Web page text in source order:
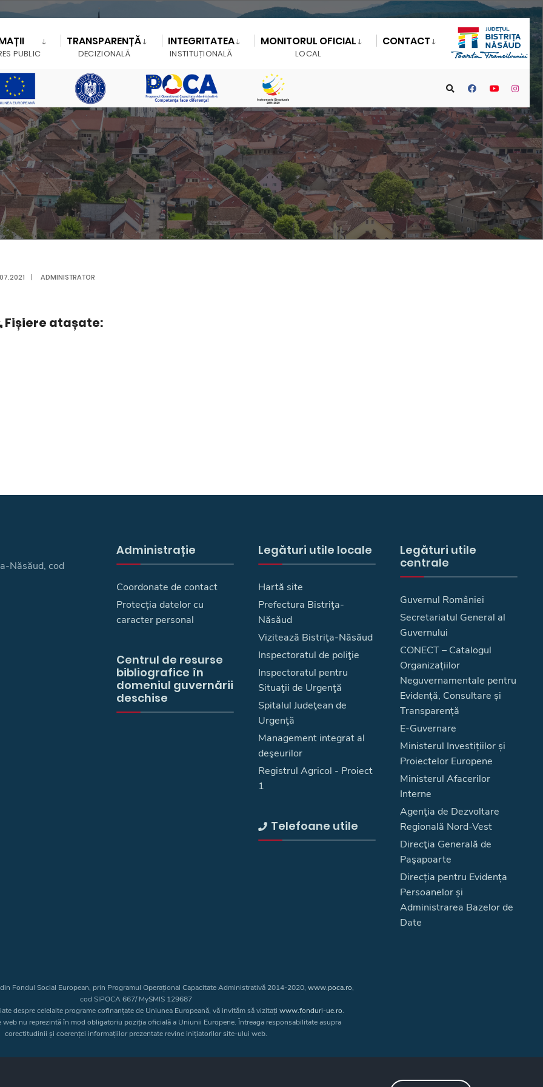
PUBLIC
TRANSPARENȚĂ
DECIZIONALĂ
INTEGRITATEA
INSTITUȚIONALĂ
MONITORUL OFICIAL
LOCAL
CONTACT
| ADMINISTRATOR
Fișiere atașate:
Năsăud, cod
Administrație
Coordonate de contact
Protecția datelor cu
caracter personal
Centrul de resurse
bibliografice în
domeniul guvernării
deschise
Legături utile locale
Hartă site
Prefectura Bistriţa-
Năsăud
Vizitează Bistriţa-Năsăud
Inspectoratul de poliţie
Inspectoratul pentru
Situaţii de Urgenţă
Spitalul Judeţean de
Urgenţă
Management integrat al
deşeurilor
Registrul Agricol - Proiect
1
Telefoane utile
Legături utile
centrale
Guvernul României
Secretariatul General al
Guvernului
CONECT – Catalogul
Organizațiilor
Neguvernamentale pentru
Evidență, Consultare și
Transparență
E-Guvernare
Ministerul Investițiilor și
Proiectelor Europene
Ministerul Afacerilor
Interne
Agenţia de Dezvoltare
Regională Nord-Vest
Direcţia Generală de
Paşapoarte
Direcția pentru Evidența
Persoanelor și
Administrarea Bazelor de
Date
Fondul Social European, prin Programul Operațional Capacitate Administrativă 2014-2020, www.poca.ro,
cod SIPOCA 667/ MySMIS 129687
despre celelalte programe cofinanțate de Uniunea Europeană, vă invităm să vizitați www.fonduri-ue.ro.
nu reprezintă în mod obligatoriu poziția oficială a Uniunii Europene. Întreaga responsabilitate asupra
corectitudinii și coerenței informațiilor prezentate revine inițiatorilor site-ului web.
Copyright © 2026 - Consiliul Judeţean Bistrița-Năsăud